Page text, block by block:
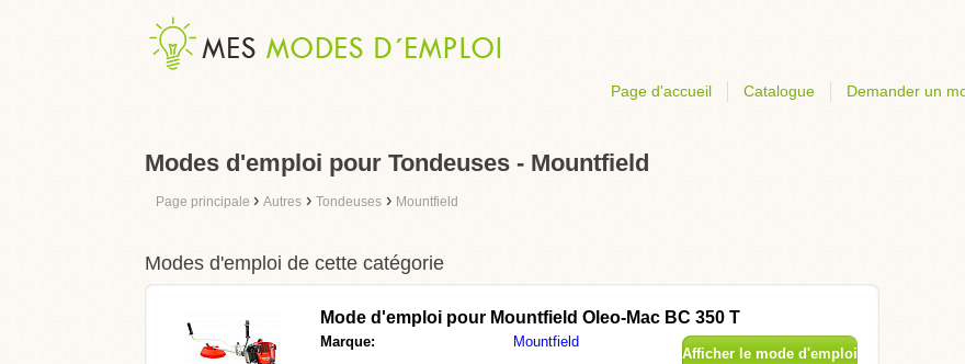
Page d'accueil Catalogue Demander un
Modes d'emploi pour Tondeuses - Mountfield
Page principale › Autres › Tondeuses › Mountfield
Modes d'emploi de cette catégorie
Mode d'emploi pour Mountfield Oleo-Mac BC 350 T
Marque: Mountfield
Afficher le mode d'emploi